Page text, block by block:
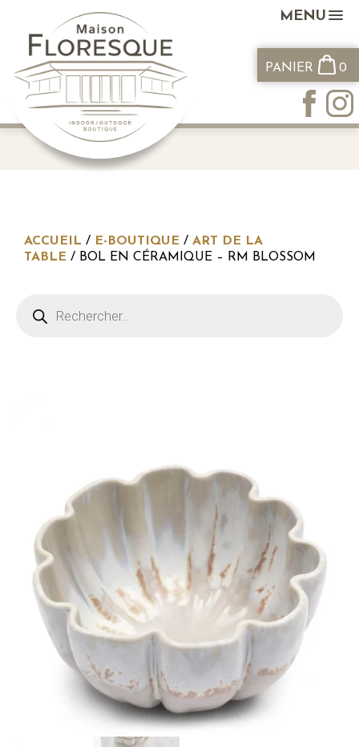
MENU
PANIER 0
ACCUEIL / E-BOUTIQUE / ART DE LA
TABLE / BOL EN CÉRAMIQUE – RM BLOSSOM